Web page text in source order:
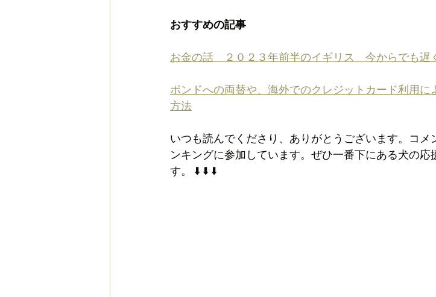
おすすめの記事
お金の話　２０２３年前半のイギリス　今からでも
ポンドへの両替や、海外でのクレジットカード利用
方法
いつも読んでくださり、ありがとうございます。コ
ンキングに参加しています。ぜひ一番下にある犬の応
す。 ⬇️ ⬇️ ⬇️